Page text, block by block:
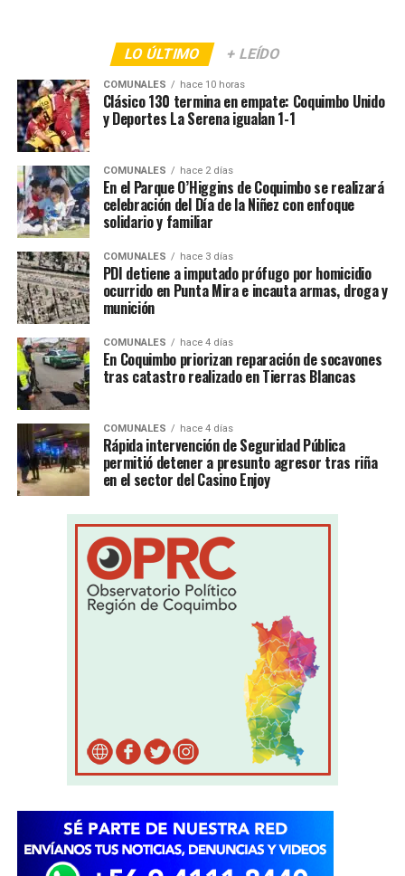
LO ÚLTIMO + LEÍDO
COMUNALES hace 10 horas
Clásico 130 termina en empate: Coquimbo Unido
y Deportes La Serena igualan 1-1
COMUNALES hace 2 días
En el Parque O’Higgins de Coquimbo se realizará
celebración del Día de la Niñez con enfoque
solidario y familiar
COMUNALES hace 3 días
PDI detiene a imputado prófugo por homicidio
ocurrido en Punta Mira e incauta armas, droga y
munición
COMUNALES hace 4 días
En Coquimbo priorizan reparación de socavones
tras catastro realizado en Tierras Blancas
COMUNALES hace 4 días
Rápida intervención de Seguridad Pública
permitió detener a presunto agresor tras riña
en el sector del Casino Enjoy